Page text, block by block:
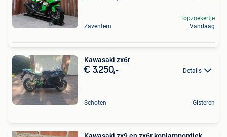
Zaventem
Topzoekertje
Vandaag
Kawasaki zx6r
€ 3.250,- Details
Schoten Gisteren